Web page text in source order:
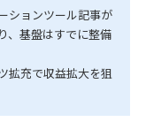
ションツール記事が
、基盤はすでに整備
拡充で収益拡大を狙